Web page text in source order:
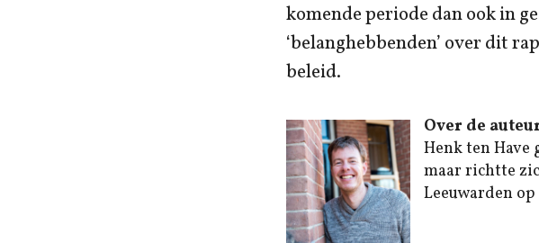
komende periode dan ook in
‘belanghebbenden’ over dit
beleid.
Over de
Henk ten
maar richtte
Leeuwarden